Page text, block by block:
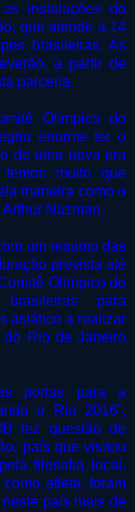
instalações do
que atende a 14
brasileiras. As
a partir de
parceria.
Olímpico do
enorme ter o
de uma nova era
muito que
maneira como o
Nuzman.
um resumo das
prevista até
Olímpico do
para
asiático a realizar
do Rio de Janeiro
portas para a
o Rio 2016”,
fez questão de
país que visitou
filosofia local.
atleta, foram
país mais de